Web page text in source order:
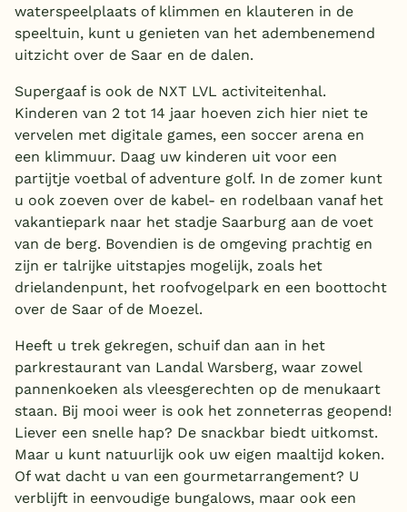
waterspeelplaats of klimmen en klauteren in de
speeltuin, kunt u genieten van het adembenemend
uitzicht over de Saar en de dalen.
Supergaaf is ook de NXT LVL activiteitenhal.
Kinderen van 2 tot 14 jaar hoeven zich hier niet te
vervelen met digitale games, een soccer arena en
een klimmuur. Daag uw kinderen uit voor een
partijtje voetbal of adventure golf. In de zomer kunt
u ook zoeven over de kabel- en rodelbaan vanaf het
vakantiepark naar het stadje Saarburg aan de voet
van de berg. Bovendien is de omgeving prachtig en
zijn er talrijke uitstapjes mogelijk, zoals het
drielandenpunt, het roofvogelpark en een boottocht
over de Saar of de Moezel.
Heeft u trek gekregen, schuif dan aan in het
parkrestaurant van Landal Warsberg, waar zowel
pannenkoeken als vleesgerechten op de menukaart
staan. Bij mooi weer is ook het zonneterras geopend!
Liever een snelle hap? De snackbar biedt uitkomst.
Maar u kunt natuurlijk ook uw eigen maaltijd koken.
Of wat dacht u van een gourmetarrangement? U
verblijft in eenvoudige bungalows, maar ook een